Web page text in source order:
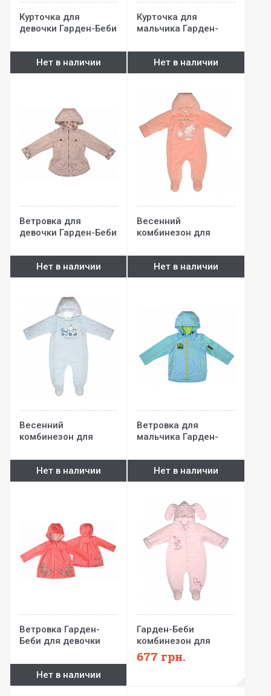
Курточка для
девочки Гарден-Беби
Нет в наличии
Курточка для
мальчика Гарден-
Нет в наличии
Ветровка для
девочки Гарден-Беби
Нет в наличии
Весенний
комбинезон для
Беби (велюр)
Нет в наличии
Весенний
комбинезон для
Беби (кулир)
Нет в наличии
Ветровка для
мальчика Гарден-
Нет в наличии
Ветровка Гарден-
Беби для девочки
Нет в наличии
Гарден-Беби
комбинезон для
девочки с интерлока
677 грн.